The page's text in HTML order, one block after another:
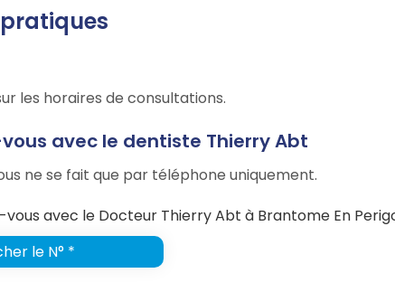
les horaires de consultations.
avec le dentiste Thierry Abt
ne se fait que par téléphone uniquement.
avec le Docteur Thierry Abt à Brantome En
le N° *